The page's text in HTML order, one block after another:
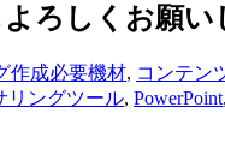
よろしくお願い
作成必要機材, コンテン
リングツール, PowerPoint,